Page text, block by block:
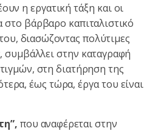
η εργατική τάξη και οι
στο βάρβαρο καπιταλιστικό
διασώζοντας πολύτιμες
συμβάλλει στην καταγραφή
στη διατήρηση της
έως τώρα, έργα του είναι
που αναφέρεται στην